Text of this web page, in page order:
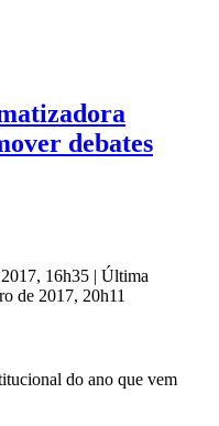
debates
16h35 | Última
de 2017, 20h11
do ano que vem